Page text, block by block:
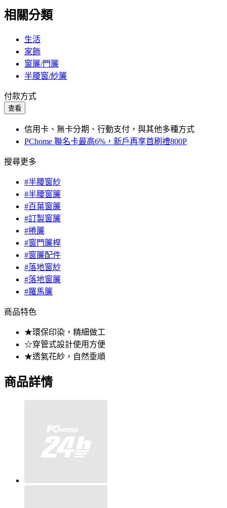
相關分類
生活
家飾
窗簾/門簾
半腰窗/紗簾
付款方式
查看
信用卡、無卡分期、行動支付，與其他多種方式
PChome 聯名卡最高6%，新戶再享首刷禮800P
搜尋更多
#半腰窗紗
#半腰窗簾
#百葉窗簾
#訂製窗簾
#捲簾
#窗門簾桿
#窗簾配件
#落地窗紗
#落地窗簾
#羅馬簾
商品特色
★環保印染，精細做工
☆穿管式設計使用方便
★透氣花紗，自然垂順
商品詳情